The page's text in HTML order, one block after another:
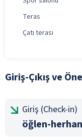
Teras
Çatı terası
Giriş-Çıkış ve
Giriş (Check-in)
öğlen-